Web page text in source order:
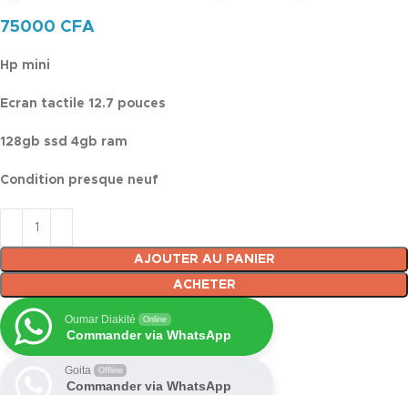
75000 CFA
Hp mini
Ecran tactile 12.7 pouces
128gb ssd 4gb ram
Condition presque neuf
AJOUTER AU PANIER
ACHETER
Oumar Diakité Online
Commander via WhatsApp
Goita Offline
Commander via WhatsApp